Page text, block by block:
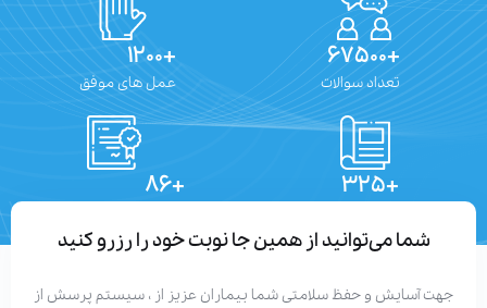
تعداد سوالات عمل های موفق
شما می‌توانید از همین جا نوبت خود را رزرو کنید
آسایش و حفظ سلامتی شما بیماران عزیز از ، سیستم پرسش از